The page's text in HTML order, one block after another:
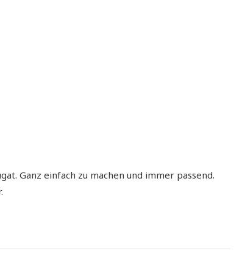
Ganz einfach zu machen und immer passend.